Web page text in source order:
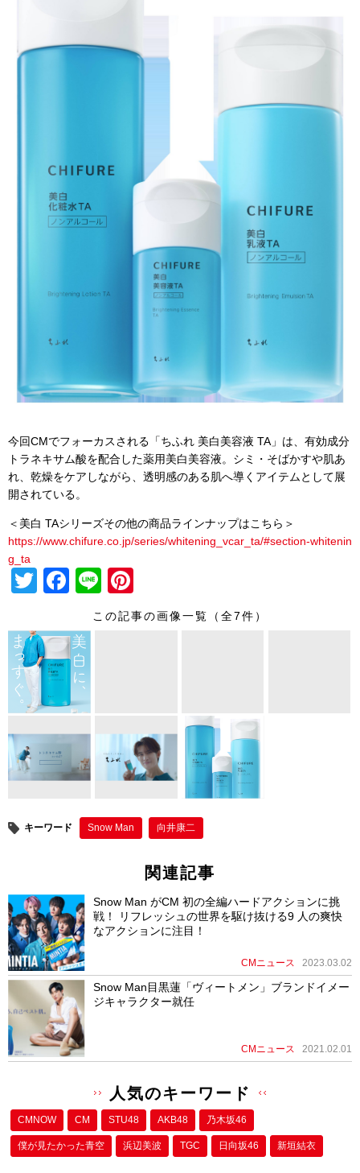
今回CMでフォーカスされる「ちふれ 美白美容液 TA」は、有効成分
トラネキサム酸を配合した薬用美白美容液。シミ・そばかすや肌あ
れ、乾燥をケアしながら、透明感のある肌へ導くアイテムとして展
開されている。
＜美白 TAシリーズその他の商品ラインナップはこちら＞
https://www.chifure.co.jp/series/whitening_vcar_ta/#section-whitenin
g_ta
T
tt
er
F
c
e
b
o
o
k
Li
n
nt
この記事の画像一覧（全7件）
キーワード Snow Man 向井康二
関連記事
Snow Man がCM 初の全編ハードアクションに挑
戦！ リフレッシュの世界を駆け抜ける9 人の爽快
なアクションに注目！
CMニュース 2023.03.02
Snow Man目黒蓮「ヴィートメン」ブランドイメー
ジキャラクター就任
CMニュース 2021.02.01
人気のキーワード
CMNOW CM STU48 AKB48 乃木坂46
僕が⾒たかった⻘空 浜辺美波 TGC 日向坂46 新垣結衣